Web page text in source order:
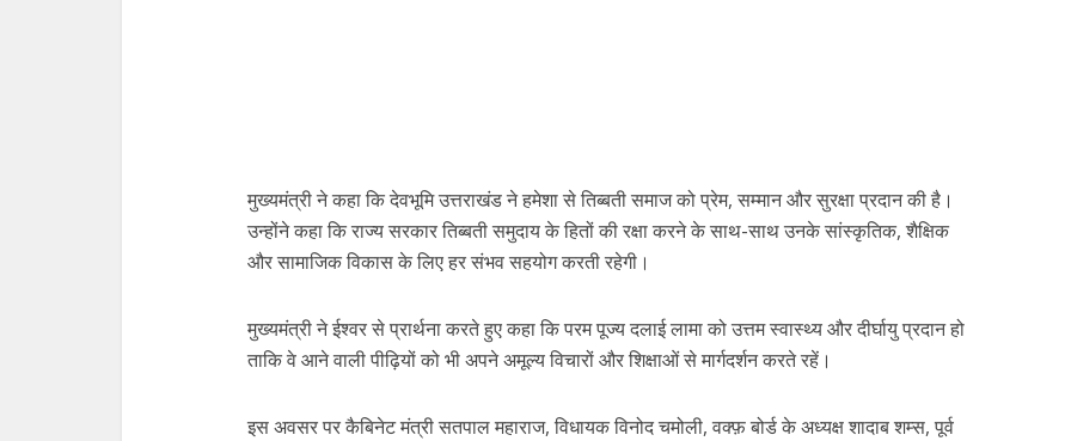
मुख्यमंत्री ने कहा कि देवभूमि उत्तराखंड ने हमेशा से तिब्बती समाज को प्रेम, सम्मान और सुरक्षा प्रदान की है।
उन्होंने कहा कि राज्य सरकार तिब्बती समुदाय के हितों की रक्षा करने के साथ-साथ उनके सांस्कृतिक, शैक्षिक
और सामाजिक विकास के लिए हर संभव सहयोग करती रहेगी।
मुख्यमंत्री ने ईश्वर से प्रार्थना करते हुए कहा कि परम पूज्य दलाई लामा को उत्तम स्वास्थ्य और दीर्घायु प्रदान हो
ताकि वे आने वाली पीढ़ियों को भी अपने अमूल्य विचारों और शिक्षाओं से मार्गदर्शन करते रहें।
इस अवसर पर कैबिनेट मंत्री सतपाल महाराज, विधायक विनोद चमोली, वक्फ़ बोर्ड के अध्यक्ष शादाब शम्स, पूर्व